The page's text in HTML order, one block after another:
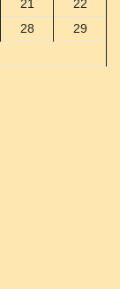
21
22
28
29